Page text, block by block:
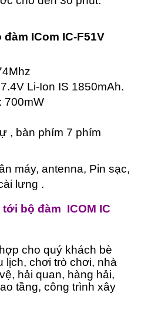
đàm ICom IC-F51V
Li-Ion IS 1850mAh.
700mW
, bàn phím 7 phím
máy, antenna, Pin sạc,
lưng .
bộ đàm ICOM IC
cho quý khách bè
lịch, chơi trò chơi, nhà
hải quan, hàng hải,
tầng, công trình xây